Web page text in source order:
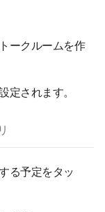
ークルームを作
されます。
る予定をタッ